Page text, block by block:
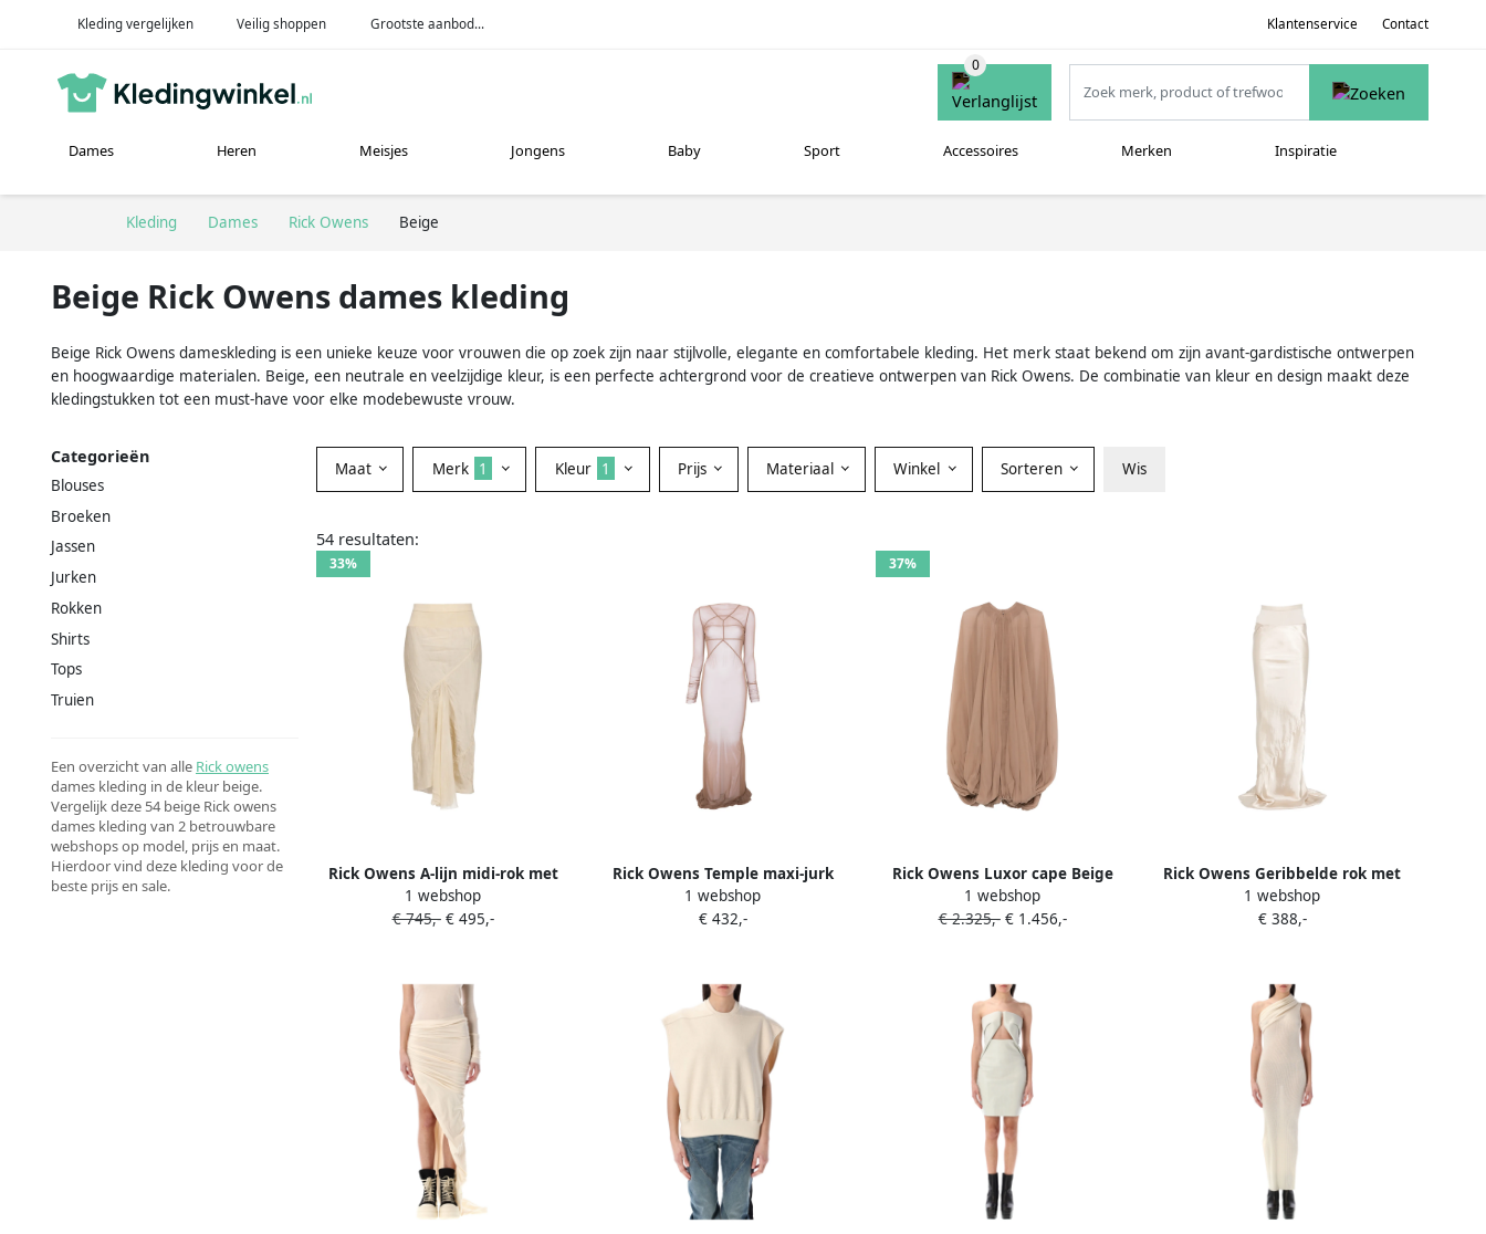
Kleding vergelijken Veilig shoppen Grootste aanbod... Klantenservice Contact
Dames Heren Meisjes Jongens Baby Sport Accessoires Merken Inspiratie
Kleding Dames Rick Owens Beige
Beige Rick Owens dames kleding
Beige Rick Owens dameskleding is een unieke keuze voor vrouwen die op zoek zijn naar stijlvolle, elegante en comfortabele kleding. Het merk staat bekend om zijn avant-gardistische ontwerpen
en hoogwaardige materialen. Beige, een neutrale en veelzijdige kleur, is een perfecte achtergrond voor de creatieve ontwerpen van Rick Owens. De combinatie van kleur en design maakt deze
kledingstukken tot een must-have voor elke modebewuste vrouw.
Categorieën
Blouses
Broeken
Jassen
Jurken
Rokken
Shirts
Tops
Truien
Een overzicht van alle Rick owens
dames kleding in de kleur beige.
Vergelijk deze 54 beige Rick owens
dames kleding van 2 betrouwbare
webshops op model, prijs en maat.
Hierdoor vind deze kleding voor de
beste prijs en sale.
Maat Merk 1 Kleur 1 Prijs Materiaal Winkel Sorteren Wis
54 resultaten:
33%
Rick Owens A-lijn midi-rok met
uitgesneden details Beige
1 webshop
€ 745,-€ 495,-
Rick Owens Temple maxi-jurk
Beige
1 webshop
€ 432,-
37%
Rick Owens Luxor cape Beige
1 webshop
€ 2.325,-€ 1.456,-
Rick Owens Geribbelde rok met
tailleband Beige
1 webshop
€ 388,-